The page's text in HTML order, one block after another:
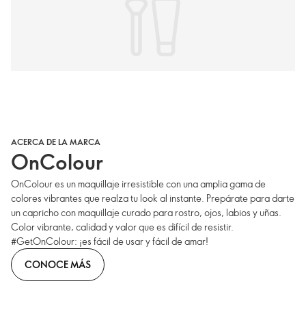
ACERCA DE LA MARCA
OnColour
OnColour es un maquillaje irresistible con una amplia gama de
colores vibrantes que realza tu look al instante. Prepárate para darte
un capricho con maquillaje curado para rostro, ojos, labios y uñas.
Color vibrante, calidad y valor que es difícil de resistir.
#GetOnColour: ¡es fácil de usar y fácil de amar!
CONOCE MÁS